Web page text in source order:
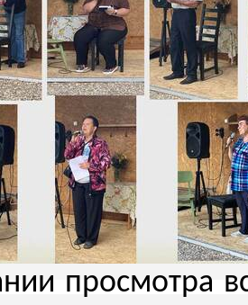
просмотра